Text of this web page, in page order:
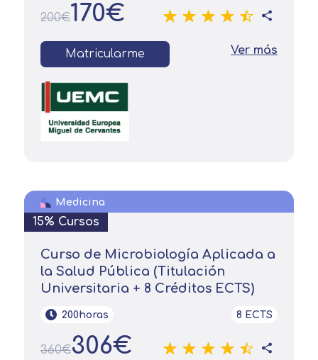
200€170€
Matricularme Ver más
Medicina
15% Cursos
Curso de Microbiología Aplicada a
la Salud Pública (Titulación
Universitaria + 8 Créditos ECTS)
200horas 8 ECTS
360€306€